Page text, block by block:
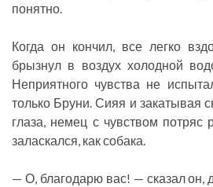
понятно.
Когда он кончил, все легко
брызнул в воздух холодной
Неприятного чувства не
только Бруни. Сияя и закатывая
глаза, немец с чувством потряс
заласкался, как собака.
— О, благодарю вас! — сказал он,